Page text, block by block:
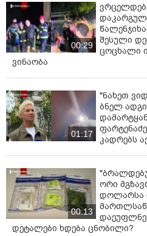
00:29
შესული
ცოცხალი
ვინაობა
01:17
"ნახეთ
ბნელ
კადრებს
00:13
ორი
დოლარსა
დეტალები ხდება ცნობილი?